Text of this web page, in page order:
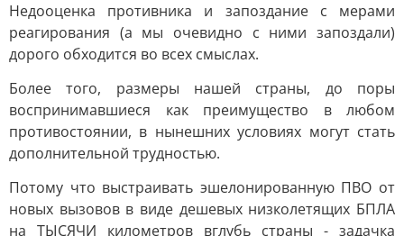
Недооценка противника и запоздание с мерами
реагирования (а мы очевидно с ними запоздали)
дорого обходится во всех смыслах.
Более того, размеры нашей страны, до поры
воспринимавшиеся как преимущество в любом
противостоянии, в нынешних условиях могут стать
дополнительной трудностью.
Потому что выстраивать эшелонированную ПВО от
новых вызовов в виде дешевых низколетящих БПЛА
на ТЫСЯЧИ километров вглубь страны - задачка